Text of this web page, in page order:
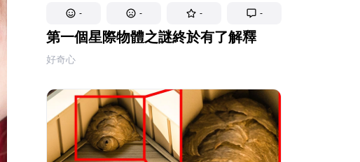
- - - -
第一個星際物體之謎終於有了解釋
好奇心